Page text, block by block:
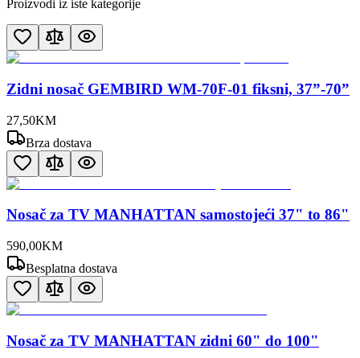
Proizvodi iz iste kategorije
Zidni nosač GEMBIRD WM-70F-01 fiksni, 37”-70”
27,50KM
Brza dostava
Nosač za TV MANHATTAN samostojeći 37" to 86"
590,00KM
Besplatna dostava
Nosač za TV MANHATTAN zidni 60" do 100"